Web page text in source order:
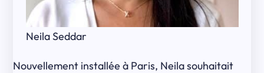
Neila Seddar
Nouvellement installée à Paris, Neila souhaitait